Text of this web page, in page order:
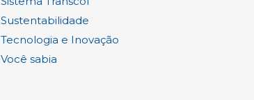
Sustentabilidade
Tecnologia e Inovação
Você sabia